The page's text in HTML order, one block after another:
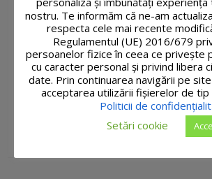
HCL nr. 257
facilitati
HCL-nr.-257-prelungire-termen-
2 decembrie, 2024in Hotărâri ale
nostru. Te informăm că ne-am
respecta cele mai recente
Regulamentul (UE) 2016/679
persoanelor fizice în ceea ce privește
cu caracter personal și privind libera
date. Prin continuarea navigării pe
acceptarea utilizării fişierelor de tip
Politicii de
Setări cookie